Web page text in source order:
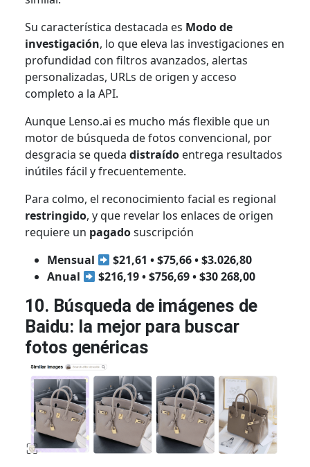
Su característica destacada es Modo de
investigación, lo que eleva las investigaciones en
profundidad con filtros avanzados, alertas
personalizadas, URLs de origen y acceso
completo a la API.
Aunque Lenso.ai es mucho más flexible que un
motor de búsqueda de fotos convencional, por
desgracia se queda distraído entrega resultados
inútiles fácil y frecuentemente.
Para colmo, el reconocimiento facial es regional
restringido, y que revelar los enlaces de origen
requiere un pagadosuscripción
Mensual
$21,61 • $75,66 • $3.026,80
Anual
$216,19 • $756,69 • $30 268,00
10. Búsqueda de imágenes de
Baidu: la mejor para buscar
fotos genéricas